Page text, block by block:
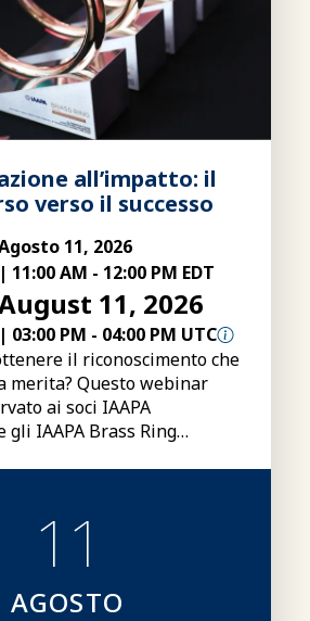
all’impatto: il
verso il successo
11, 2026
| 11:00 AM - 12:00 PM EDT
11, 2026
| 03:00 PM - 04:00 PM UTC
il riconoscimento che
merita? Questo webinar
ai soci IAAPA
gli IAAPA Brass Ring
candidature più
11
AGOSTO